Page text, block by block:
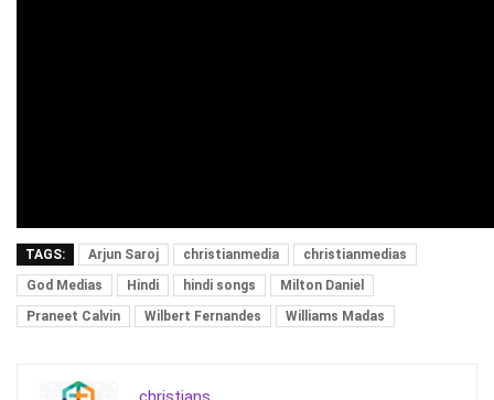
TAGS: Arjun Saroj christianmedia
christianmedias
God Medias
Hindi hindi songs
Milton Daniel
Praneet Calvin
Wilbert Fernandes Williams Madas